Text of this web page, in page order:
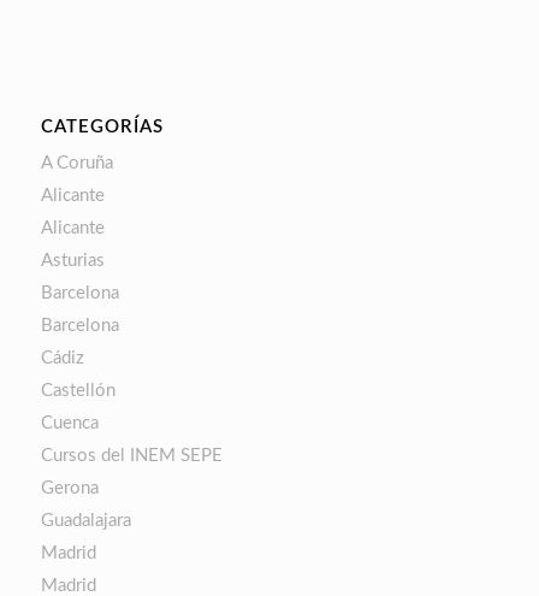
CATEGORÍAS
A Coruña
Alicante
Alicante
Asturias
Barcelona
Barcelona
Cádiz
Castellón
Cuenca
Cursos del INEM SEPE
Gerona
Guadalajara
Madrid
Madrid